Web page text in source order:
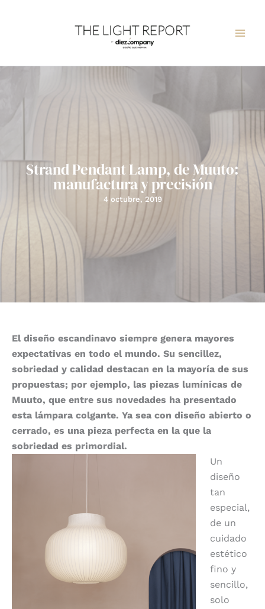
Strand Pendant Lamp, de Muuto:
manufactura y precisión
4 octubre, 2019
El diseño escandinavo siempre genera mayores
expectativas en todo el mundo. Su sencillez,
sobriedad y calidad destacan en la mayoría de sus
propuestas; por ejemplo, las piezas lumínicas de
Muuto, que entre sus novedades ha presentado
esta lámpara colgante. Ya sea con diseño abierto o
cerrado, es una pieza perfecta en la que la
sobriedad es primordial.
Un
diseño
tan
especial,
de un
cuidado
estético
fino y
sencillo,
solo